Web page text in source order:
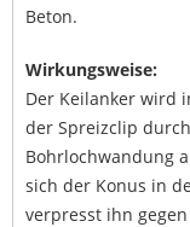
Beton.
Wirkungsweise:
Der Keilanker wird
der Spreizclip
Bohrlochwandung
sich der Konus in
verpresst ihn